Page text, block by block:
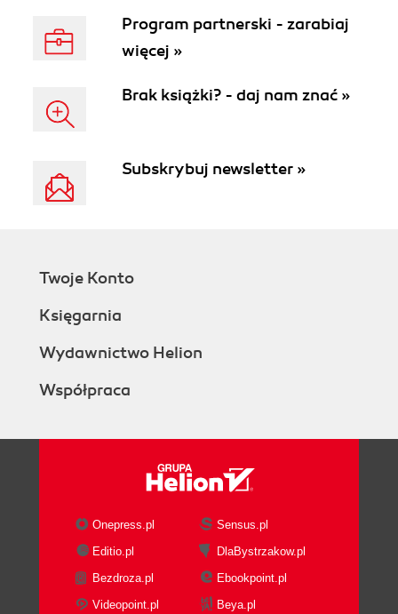
Program partnerski - zarabiaj
więcej »
Brak książki? - daj nam znać »
Subskrybuj newsletter »
Twoje Konto
Księgarnia
Wydawnictwo Helion
Współpraca
Onepress.pl
Sensus.pl
Editio.pl
DlaBystrzakow.pl
Bezdroza.pl
Ebookpoint.pl
Videopoint.pl
Beya.pl